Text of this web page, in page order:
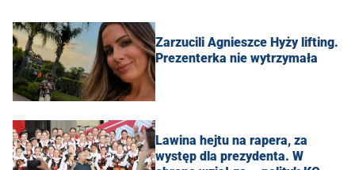
Zarzucili Agnieszce Hyży lifting.
Prezenterka nie wytrzymała
Lawina hejtu na rapera, za
występ dla prezydenta. W